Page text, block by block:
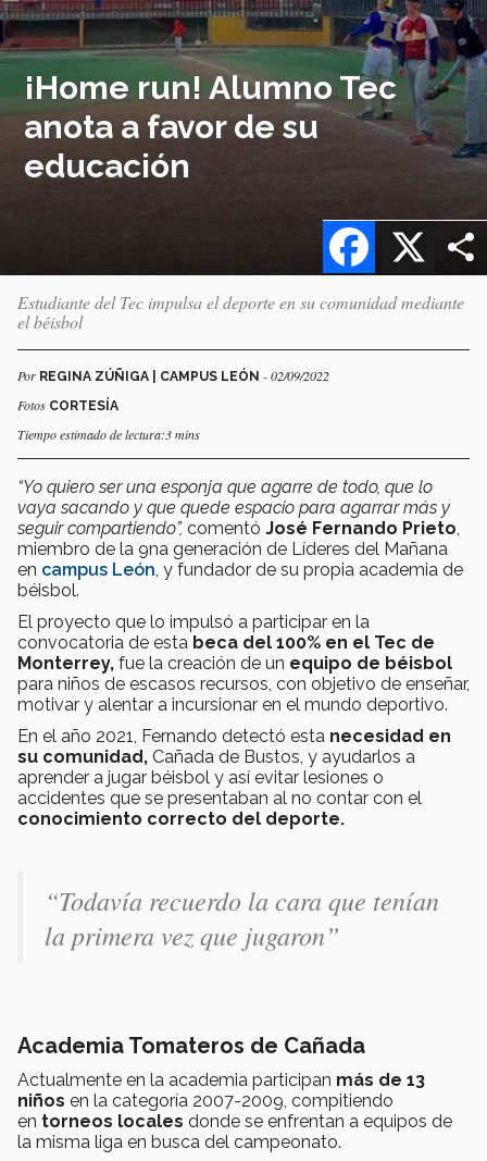
¡Home run! Alumno Tec
anota a favor de su
educación
X
Facebook
Estudiante del Tec impulsa el deporte en su comunidad mediante
el béisbol
Por REGINA ZÚÑIGA | CAMPUS LEÓN - 02/09/2022
Fotos CORTESÍA
Tiempo estimado de lectura:3 mins
“Yo quiero ser una esponja que agarre de todo, que lo
vaya sacando y que quede espacio para agarrar más y
seguir compartiendo”, comentó José Fernando Prieto
miembro de la 9na generación de Líderes del Mañana
en campus León , y fundador de su propia academia de
béisbol.
El proyecto que lo impulsó a participar en la
convocatoria de esta beca del 100% en el Tec de
Monterrey, fue la creación de un equipo de béisbol
para niños de escasos recursos, con objetivo de enseñar,
motivar y alentar a incursionar en el mundo deportivo.
En el año 2021, Fernando detectó esta necesidad en
su comunidad, Cañada de Bustos, y ayudarlos a
aprender a jugar béisbol y así evitar lesiones o
accidentes que se presentaban al no contar con el
conocimiento correcto del deporte.
“Todavía recuerdo la cara que tenían
la primera vez que jugaron”
Academia Tomateros de Cañada
Actualmente en la academia participan más de 13
niños en la categoría 2007-2009, compitiendo
en torneos locales donde se enfrentan a equipos de
la misma liga en busca del campeonato.